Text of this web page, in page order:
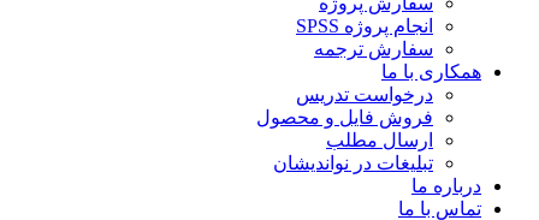
انجام پروژه SPSS
سفارش ترجمه
همکاری با ما
درخواست تدریس
فروش فایل و محصول
ارسال مطلب
تبلیغات در نواندیشان
درباره ما
تماس با ما